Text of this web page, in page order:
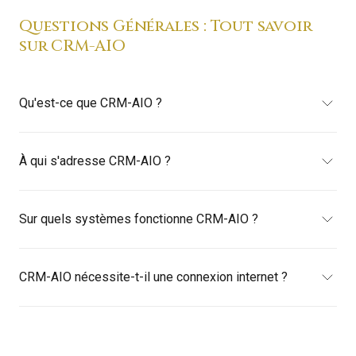
Questions Générales : Tout savoir
sur CRM-AIO
Qu'est-ce que CRM-AIO ?
À qui s'adresse CRM-AIO ?
Sur quels systèmes fonctionne CRM-AIO ?
CRM-AIO nécessite-t-il une connexion internet ?